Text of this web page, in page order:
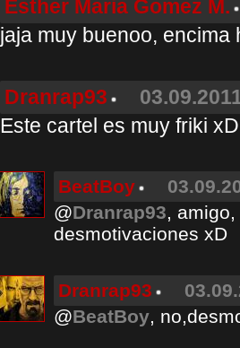
Esther Maria Gomez M.
jaja muy buenoo, encima
Dranrap93
Este cartel es muy friki xD
BeatBoy
@Dranrap93,
desmotivaciones xD
Dranrap93
@BeatBoy,